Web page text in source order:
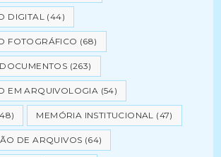
DIGITAL (44)
FOTOGRÁFICO (68)
(263)
EM ARQUIVOLOGIA (54)
MEMÓRIA INSTITUCIONAL (47)
DE ARQUIVOS (64)